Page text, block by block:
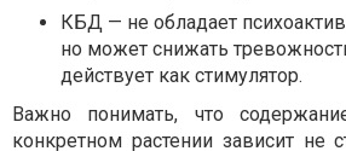
КБД — не обладает
но может снижать
действует как стимулятор.
Важно понимать, что
конкретном растении зависит не